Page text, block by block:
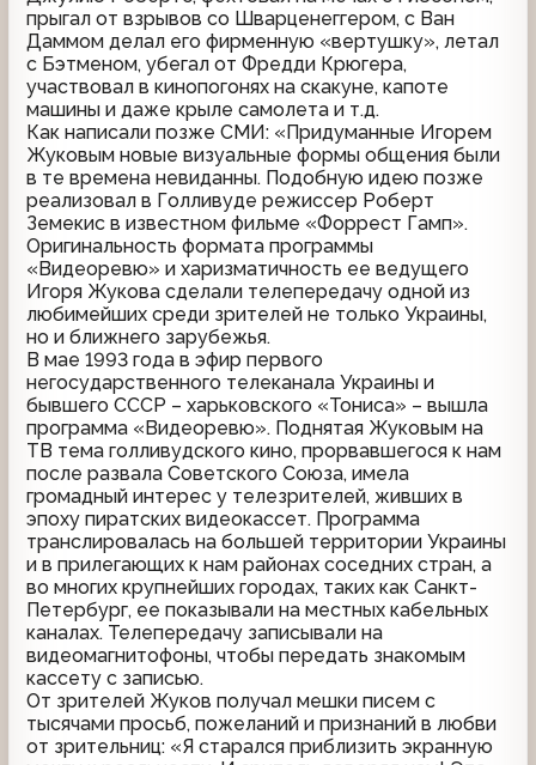
прыгал от взрывов со Шварценеггером, с Ван
Даммом делал его фирменную «вертушку», летал
с Бэтменом, убегал от Фредди Крюгера,
участвовал в кинопогонях на скакуне, капоте
машины и даже крыле самолета и т.д.
Как написали позже СМИ: «Придуманные Игорем
Жуковым новые визуальные формы общения были
в те времена невиданны. Подобную идею позже
реализовал в Голливуде режиссер Роберт
Земекис в известном фильме «Форрест Гамп».
Оригинальность формата программы
«Видеоревю» и харизматичность ее ведущего
Игоря Жукова сделали телепередачу одной из
любимейших среди зрителей не только Украины,
но и ближнего зарубежья.
В мае 1993 года в эфир первого
негосударственного телеканала Украины и
бывшего СССР – харьковского «Тониса» – вышла
программа «Видеоревю». Поднятая Жуковым на
ТВ тема голливудского кино, прорвавшегося к нам
после развала Советского Союза, имела
громадный интерес у телезрителей, живших в
эпоху пиратских видеокассет. Программа
транслировалась на большей территории Украины
и в прилегающих к нам районах соседних стран, а
во многих крупнейших городах, таких как Санкт-
Петербург, ее показывали на местных кабельных
каналах. Телепередачу записывали на
видеомагнитофоны, чтобы передать знакомым
кассету с записью.
От зрителей Жуков получал мешки писем с
тысячами просьб, пожеланий и признаний в любви
от зрительниц: «Я старался приблизить экранную